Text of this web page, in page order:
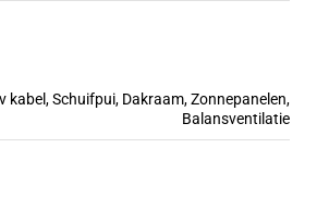
kabel, Schuifpui, Dakraam, Zonnepanelen,
Balansventilatie